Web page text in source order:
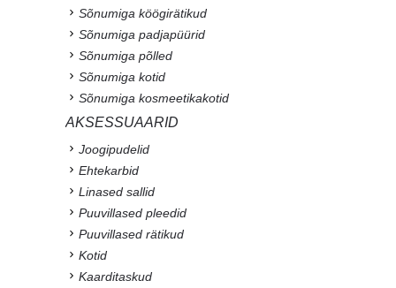
Sõnumiga köögirätikud
Sõnumiga padjapüürid
Sõnumiga põlled
Sõnumiga kotid
Sõnumiga kosmeetikakotid
AKSESSUAARID
Joogipudelid
Ehtekarbid
Linased sallid
Puuvillased pleedid
Puuvillased rätikud
Kotid
Kaarditaskud